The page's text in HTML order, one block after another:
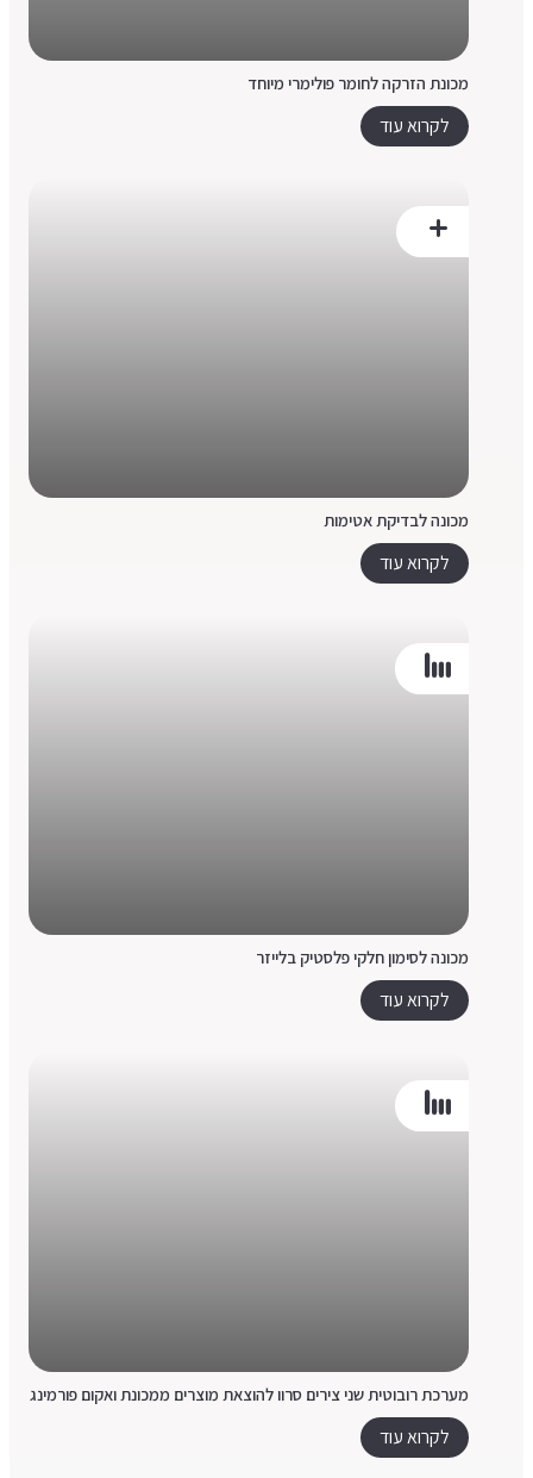
מכונת הזרקה לחומר פולימרי מיוחד
לקרוא עוד
מכונה לבדיקת אטימות
לקרוא עוד
מכונה לסימון חלקי פלסטיק בלייזר
לקרוא עוד
מערכת רובוטית שני צירים סרוו להוצאת מוצרים ממכונת ואקום פורמינג
לקרוא עוד